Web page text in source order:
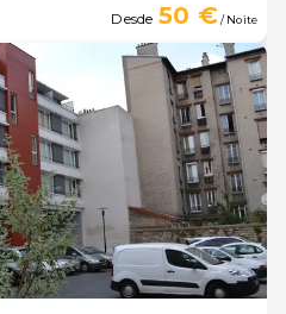
Desde 50 €/ Noite